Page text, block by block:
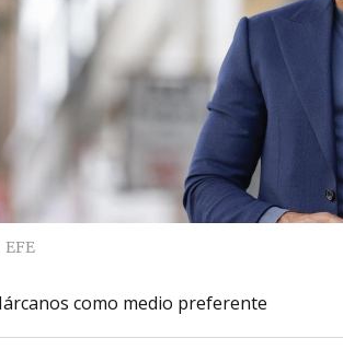
EFE
como medio preferente